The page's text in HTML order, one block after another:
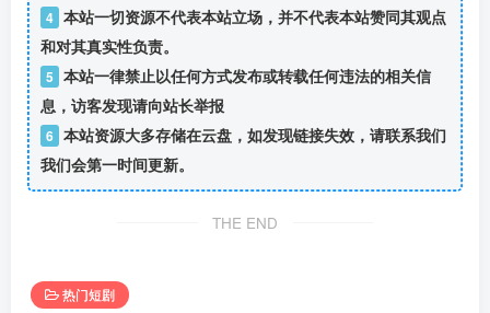
4 本站一切资源不代表本站立场，并不代表本站赞同其观点
和对其真实性负责。
5 本站一律禁止以任何方式发布或转载任何违法的相关信
息，访客发现请向站长举报
6 本站资源大多存储在云盘，如发现链接失效，请联系我们
我们会第一时间更新。
THE END
热门短剧